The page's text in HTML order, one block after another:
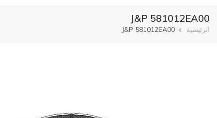
J&P 581012EA00
مسار
الرئيسية J&P 581012EA00